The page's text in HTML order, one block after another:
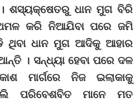
ଶସ୍ୟକ୍ଷେତରୁ ଧାନ ମୁଗ ବିରି
କରି ନିଆଯିବା ପରେ ଜମି
ଥିବା ଧାନ ମୁଗ ଆଦିକୁ ଆହାର
। ସନ୍ଧ୍ୟା ହେବା ପରେ ଦଳ
ମାର୍ଗରେ ନିଜ ଇଲାକାକୁ
ପରିବେଶବିତ ମାନେ ମତ